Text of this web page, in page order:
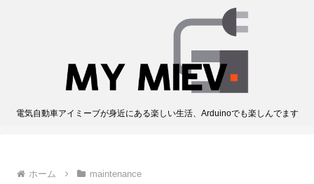
電気自動車アイミーブが身近にある楽しい生活、Arduinoでも楽しんでます
ホーム maintenance